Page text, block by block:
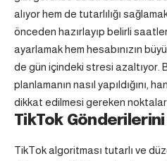
alıyor hem de tutarlılığı
önceden hazırlayıp belirli
ayarlamak hem hesabınızın
de gün içindeki stresi azaltıyor.
planlamanın nasıl yapıldığını,
dikkat edilmesi gereken
TikTok
TikTok algoritması tutarlı ve